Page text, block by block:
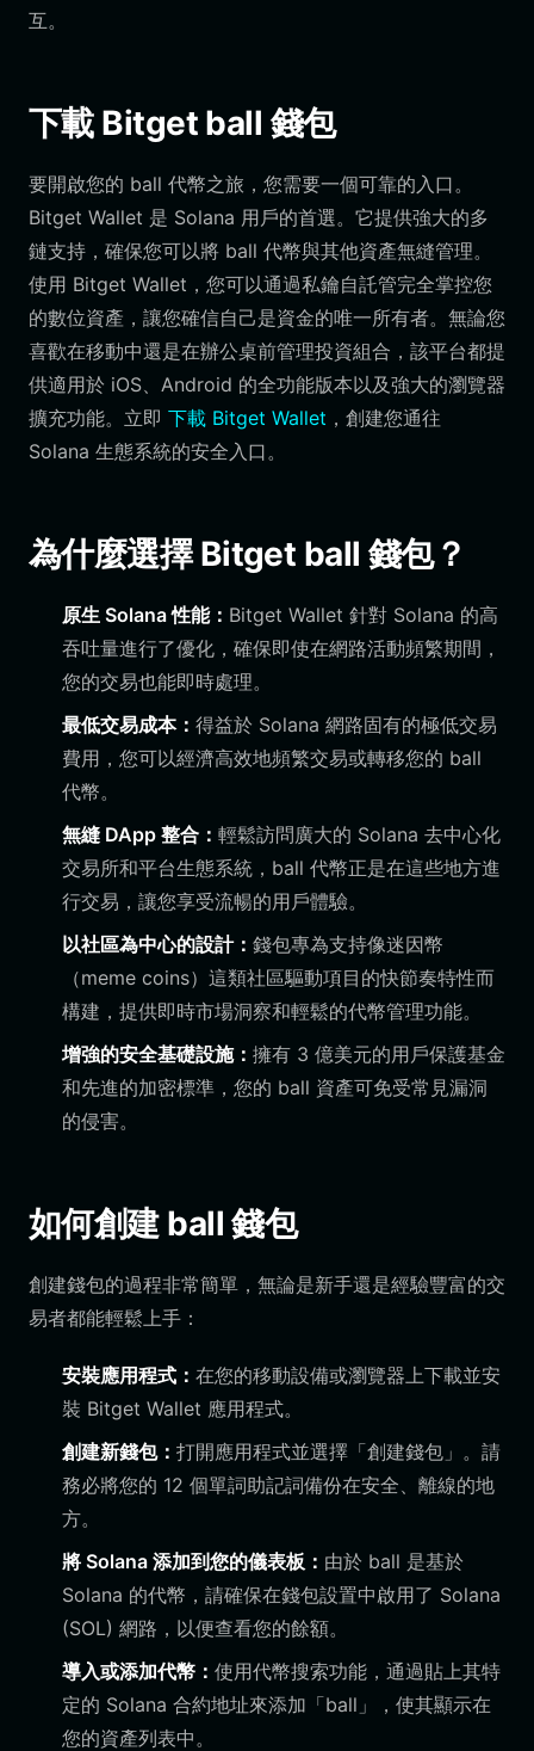
互。
下載 Bitget ball 錢包
要開啟您的 ball 代幣之旅，您需要一個可靠的入口。
Bitget Wallet 是 Solana 用戶的首選。它提供強大的多
鏈支持，確保您可以將 ball 代幣與其他資產無縫管理。
使用 Bitget Wallet，您可以通過私鑰自託管完全掌控您
的數位資產，讓您確信自己是資金的唯一所有者。無論您
喜歡在移動中還是在辦公桌前管理投資組合，該平台都提
供適用於 iOS、Android 的全功能版本以及強大的瀏覽器
擴充功能。立即 下載 Bitget Wallet ，創建您通往
Solana 生態系統的安全入口。
為什麼選擇 Bitget ball 錢包？
原生 Solana 性能： Bitget Wallet 針對 Solana 的高
吞吐量進行了優化，確保即使在網路活動頻繁期間，
您的交易也能即時處理。
最低交易成本： 得益於 Solana 網路固有的極低交易
費用，您可以經濟高效地頻繁交易或轉移您的 ball
代幣。
無縫 DApp 整合： 輕鬆訪問廣大的 Solana 去中心化
交易所和平台生態系統，ball 代幣正是在這些地方進
行交易，讓您享受流暢的用戶體驗。
以社區為中心的設計： 錢包專為支持像迷因幣
（meme coins）這類社區驅動項目的快節奏特性而
構建，提供即時市場洞察和輕鬆的代幣管理功能。
增強的安全基礎設施： 擁有 3 億美元的用戶保護基金
和先進的加密標準，您的 ball 資產可免受常見漏洞
的侵害。
如何創建 ball 錢包
創建錢包的過程非常簡單，無論是新手還是經驗豐富的交
易者都能輕鬆上手：
安裝應用程式： 在您的移動設備或瀏覽器上下載並安
裝 Bitget Wallet 應用程式。
創建新錢包： 打開應用程式並選擇「創建錢包」。請
務必將您的 12 個單詞助記詞備份在安全、離線的地
方。
將 Solana 添加到您的儀表板： 由於 ball 是基於
Solana 的代幣，請確保在錢包設置中啟用了 Solana
(SOL) 網路，以便查看您的餘額。
導入或添加代幣： 使用代幣搜索功能，通過貼上其特
定的 Solana 合約地址來添加「ball」，使其顯示在
您的資產列表中。